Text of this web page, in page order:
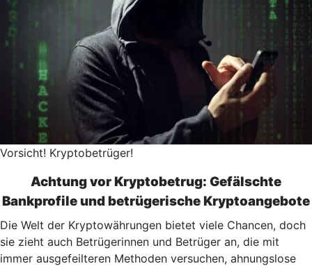
Vorsicht! Kryptobetrüger!
Achtung vor Kryptobetrug: Gefälschte
Bankprofile und betrügerische Kryptoangebote
Die Welt der Kryptowährungen bietet viele Chancen, doch
sie zieht auch Betrügerinnen und Betrüger an, die mit
immer ausgefeilteren Methoden versuchen, ahnungslose